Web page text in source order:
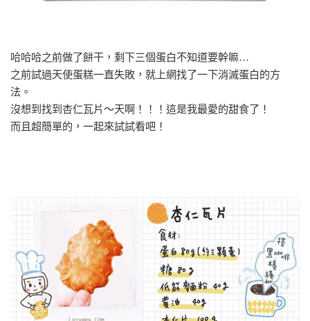
哈哈哈之前做了餅干，剩下三個蛋白不知道要幹嘛…
之前試過天使蛋糕一直失敗，就上網找了一下消滅蛋白的方
法。
沒想到找到杏仁瓦片～天啊！！！這是我最愛的甜食了！
而且超簡單的，一起來試試看吧！